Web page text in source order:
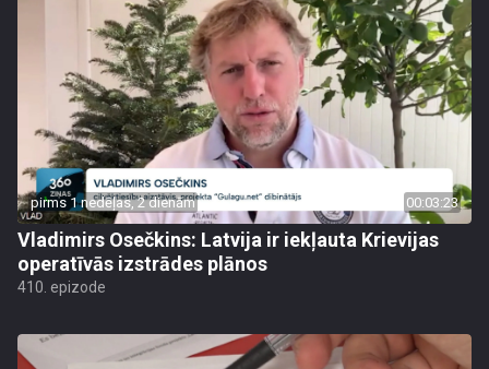
pirms 1 nedēļas, 2 dienām 00:03:23
Vladimirs Osečkins: Latvija ir iekļauta Krievijas
operatīvās izstrādes plānos
410. epizode